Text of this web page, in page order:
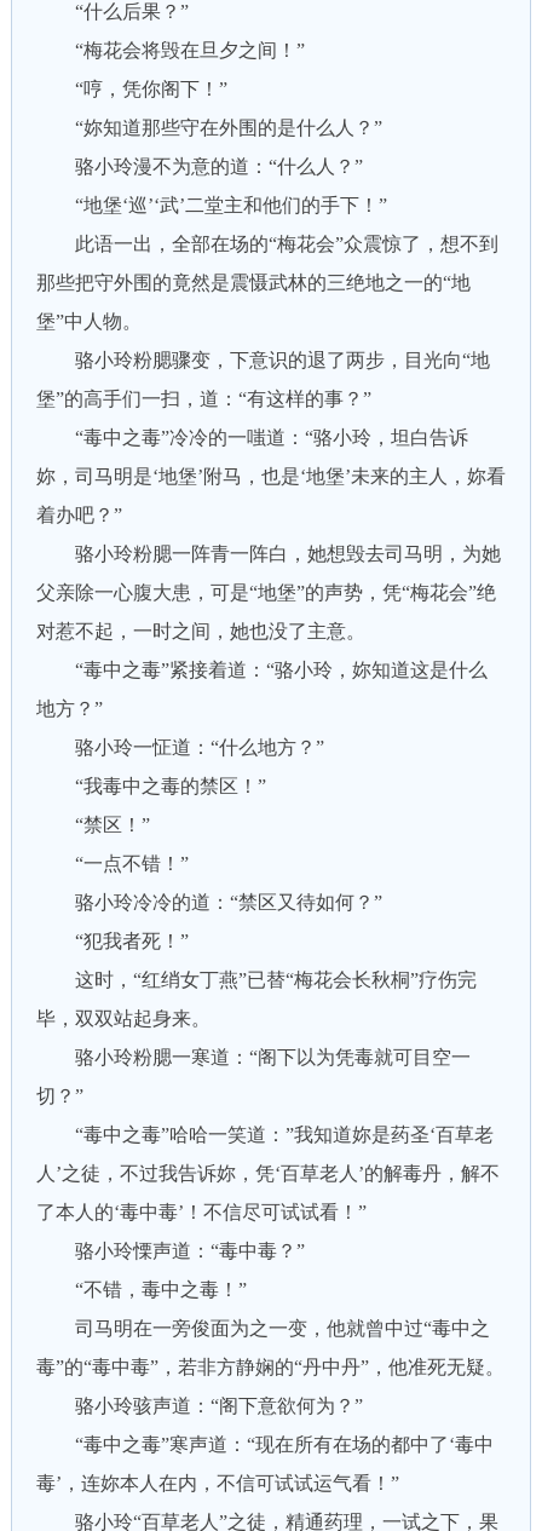
“什么后果？”
“梅花会将毁在旦夕之间！”
“哼，凭你阁下！”
“妳知道那些守在外围的是什么人？”
骆小玲漫不为意的道：“什么人？”
“地堡‘巡’‘武’二堂主和他们的手下！”
此语一出，全部在场的“梅花会”众震惊了，想不到
那些把守外围的竟然是震慑武林的三绝地之一的“地
堡”中人物。
骆小玲粉腮骤变，下意识的退了两步，目光向“地
堡”的高手们一扫，道：“有这样的事？”
“毒中之毒”冷冷的一嗤道：“骆小玲，坦白告诉
妳，司马明是‘地堡’附马，也是‘地堡’未来的主人，妳看
着办吧？”
骆小玲粉腮一阵青一阵白，她想毁去司马明，为她
父亲除一心腹大患，可是“地堡”的声势，凭“梅花会”绝
对惹不起，一时之间，她也没了主意。
“毒中之毒”紧接着道：“骆小玲，妳知道这是什么
地方？”
骆小玲一怔道：“什么地方？”
“我毒中之毒的禁区！”
“禁区！”
“一点不错！”
骆小玲冷冷的道：“禁区又待如何？”
“犯我者死！”
这时，“红绡女丁燕”已替“梅花会长秋桐”疗伤完
毕，双双站起身来。
骆小玲粉腮一寒道：“阁下以为凭毒就可目空一
切？”
“毒中之毒”哈哈一笑道：”我知道妳是药圣‘百草老
人’之徒，不过我告诉妳，凭‘百草老人’的解毒丹，解不
了本人的‘毒中毒’！不信尽可试试看！”
骆小玲慄声道：“毒中毒？”
“不错，毒中之毒！”
司马明在一旁俊面为之一变，他就曾中过“毒中之
毒”的“毒中毒”，若非方静娴的“丹中丹”，他准死无疑。
骆小玲骇声道：“阁下意欲何为？”
“毒中之毒”寒声道：“现在所有在场的都中了‘毒中
毒’，连妳本人在内，不信可试试运气看！”
骆小玲“百草老人”之徒，精通药理，一试之下，果